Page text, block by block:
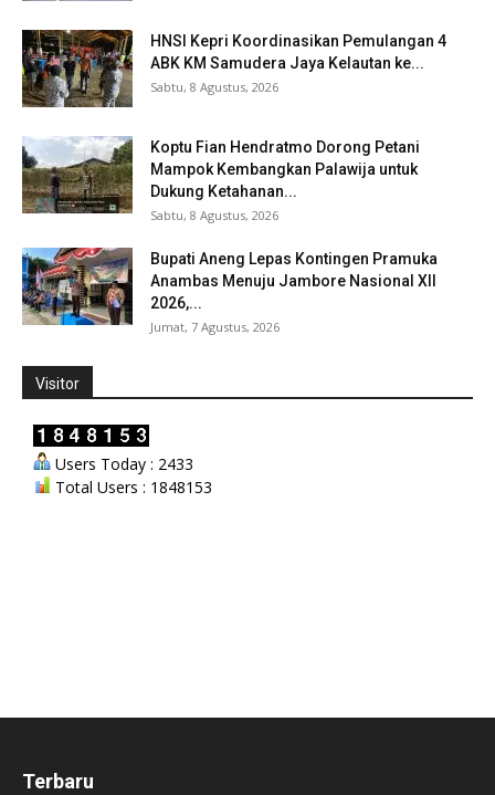
HNSI Kepri Koordinasikan Pemulangan 4
ABK KM Samudera Jaya Kelautan ke...
Sabtu, 8 Agustus, 2026
Koptu Fian Hendratmo Dorong Petani
Mampok Kembangkan Palawija untuk
Dukung Ketahanan...
Sabtu, 8 Agustus, 2026
Bupati Aneng Lepas Kontingen Pramuka
Anambas Menuju Jambore Nasional XII
2026,...
Jumat, 7 Agustus, 2026
Visitor
Users Today : 2433
Total Users : 1848153
Terbaru